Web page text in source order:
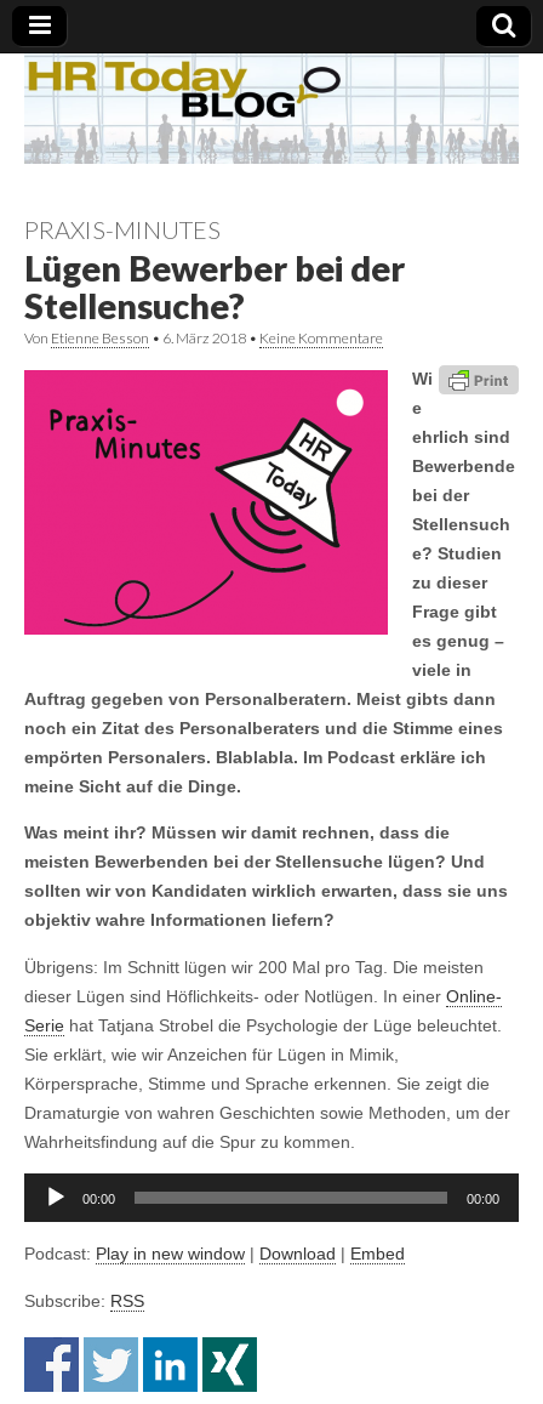
PRAXIS-MINUTES
Lügen Bewerber bei der
Stellensuche?
Von Etienne Besson • 6. März 2018 • Keine Kommentare
Wi
e
ehrlich sind
Bewerbende
bei der
Stellensuch
e? Studien
zu dieser
Frage gibt
es genug –
viele in
Auftrag gegeben von Personalberatern. Meist gibts dann
noch ein Zitat des Personalberaters und die Stimme eines
empörten Personalers. Blablabla. Im Podcast erkläre ich
meine Sicht auf die Dinge.
Was meint ihr? Müssen wir damit rechnen, dass die
meisten Bewerbenden bei der Stellensuche lügen? Und
sollten wir von Kandidaten wirklich erwarten, dass sie uns
objektiv wahre Informationen liefern?
Übrigens: Im Schnitt lügen wir 200 Mal pro Tag. Die meisten
dieser Lügen sind Höflichkeits- oder Notlügen. In einer Online-
Serie hat Tatjana Strobel die Psychologie der Lüge beleuchtet.
Sie erklärt, wie wir Anzeichen für Lügen in Mimik,
Körpersprache, Stimme und Sprache erkennen. Sie zeigt die
Dramaturgie von wahren Geschichten sowie Methoden, um der
Wahrheitsfindung auf die Spur zu kommen.
Audio-
00:00 00:00
Podcast: Play in new window | Download | Embed
Subscribe: RSS